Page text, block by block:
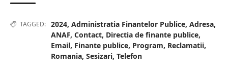
TAGGED: 2024, Administratia Finantelor Publice, Adresa,
ANAF, Contact, Directia de finante publice,
Email, Finante publice, Program, Reclamatii,
Romania, Sesizari, Telefon